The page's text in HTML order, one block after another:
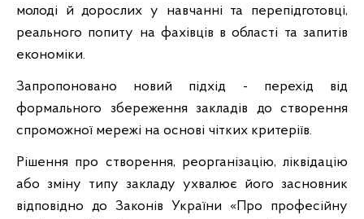
молоді й дорослих у навчанні та перепідготовці,
реального попиту на фахівців в області та запитів
економіки.
Запропоновано новий підхід - перехід від
формального збереження закладів до створення
спроможної мережі на основі чітких критеріїв.
Рішення про створення, реорганізацію, ліквідацію
або зміну типу закладу ухвалює його засновник
відповідно до Законів України «Про професійну